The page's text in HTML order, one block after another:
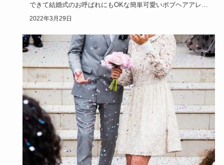
できて結婚式のお呼ばれにもOKな簡単可愛いボブヘアアレン
ジをご紹介い…
2022年3月29日